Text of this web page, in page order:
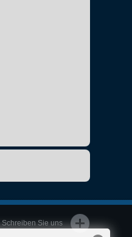
Schreiben Sie uns